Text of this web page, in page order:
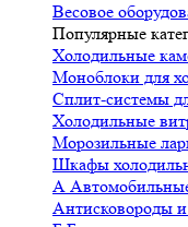
Весовое
Популярные
Холодильные
Моноблоки для
Сплит-системы
Холодильные
Морозильные
Шкафы
А
Антисковороды